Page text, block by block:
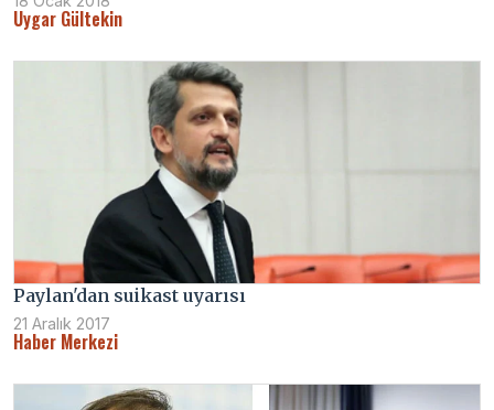
Uygar Gültekin
Paylan'dan suikast uyarısı
21 Aralık 2017
Haber Merkezi